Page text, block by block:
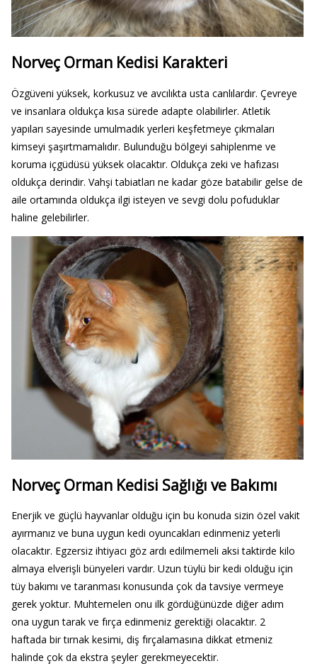
Norveç Orman Kedisi Karakteri
Özgüveni yüksek, korkusuz ve avcılıkta usta canlılardır. Çevreye
ve insanlara oldukça kısa sürede adapte olabilirler. Atletik
yapıları sayesinde umulmadık yerleri keşfetmeye çıkmaları
kimseyi şaşırtmamalıdır. Bulunduğu bölgeyi sahiplenme ve
koruma içgüdüsü yüksek olacaktır. Oldukça zeki ve hafızası
oldukça derindir. Vahşi tabiatları ne kadar göze batabilir gelse de
aile ortamında oldukça ilgi isteyen ve sevgi dolu pofuduklar
haline gelebilirler.
Norveç Orman Kedisi Sağlığı ve Bakımı
Enerjik ve güçlü hayvanlar olduğu için bu konuda sizin özel vakit
ayırmanız ve buna uygun kedi oyuncakları edinmeniz yeterli
olacaktır. Egzersiz ihtiyacı göz ardı edilmemeli aksi taktirde kilo
almaya elverişli bünyeleri vardır. Uzun tüylü bir kedi olduğu için
tüy bakımı ve taranması konusunda çok da tavsiye vermeye
gerek yoktur. Muhtemelen onu ilk gördüğünüzde diğer adım
ona uygun tarak ve fırça edinmeniz gerektiği olacaktır. 2
haftada bir tırnak kesimi, diş fırçalamasına dikkat etmeniz
halinde çok da ekstra şeyler gerekmeyecektir.